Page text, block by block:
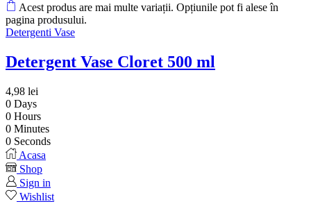
Acest produs are mai multe variații. Opțiunile pot fi alese în
pagina produsului.
Detergenti Vase
Detergent Vase Cloret 500 ml
4,98 lei
0 Days
0 Hours
0 Minutes
0 Seconds
Acasa
Shop
Sign in
Wishlist